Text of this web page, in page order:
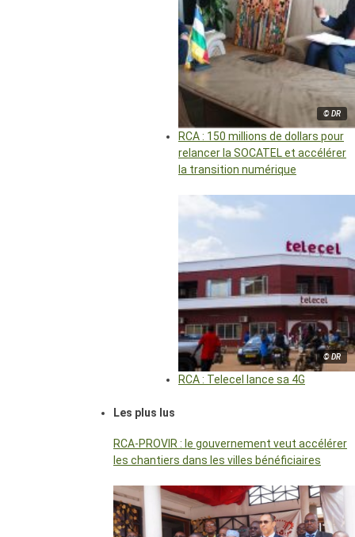
© DR
RCA : 150 millions de dollars pour
relancer la SOCATEL et accélérer
la transition numérique
© DR
RCA : Telecel lance sa 4G
Les plus lus
RCA-PROVIR : le gouvernement veut accélérer
les chantiers dans les villes bénéficiaires